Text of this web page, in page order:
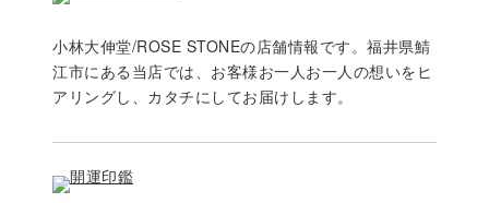
小林大伸堂/ROSE STONEの店舗情報です。福井県鯖
江市にある当店では、お客様お一人お一人の想いをヒ
アリングし、カタチにしてお届けします。